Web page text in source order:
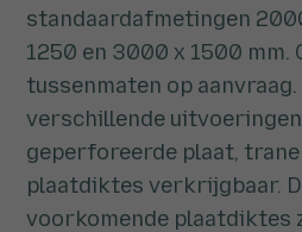
standaardafmetingen
1250 en 3000 x 1500 mm.
tussenmaten op
verschillende uitvoeringen
geperforeerde plaat,
plaatdiktes verkrijgbaar.
voorkomende plaatdiktes